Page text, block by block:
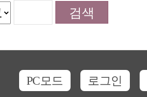
PC모드 로그인